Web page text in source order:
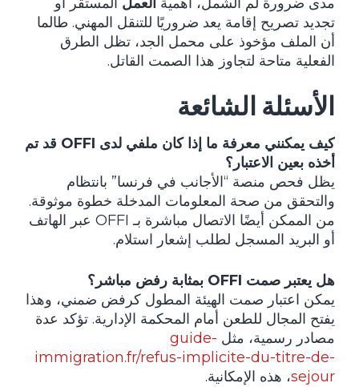
تجديد تصريح إقامة يعد ضروريًا للتنقل المهني. طالما
أن الملف مؤخوذ على محمل الجد، تظل الطرق
الفعلية متاحة لتجاوز هذا الصمت القاتل.
الأسئلة الشائعة
كيف يمكنني معرفة ما إذا كان ملفي لدى OFFI قد تم
أخذه بعين الاعتبار؟
يظل فحص منصة “الأجانب في فرنسا” بانتظام
والتحقق من صحة المعلومات المدخلة خطوة موثوقة.
من الممكن أيضًا الاتصال مباشرة بـ OFFI عبر الهاتف
أو البريد المسجل لطلب إشعار استلام.
هل يعتبر صمت OFFI بمثابة رفض مباشر؟
يمكن اعتبار صمت الهيئة المطول كرفض ضمني، وهذا
يفتح المجال للطعن أمام المحكمة الإدارية. تؤكد عدة
مصادر رسمية، مثل guide-
immigration.fr/refus-implicite-du-titre-de-
sejour، هذه الإمكانية.